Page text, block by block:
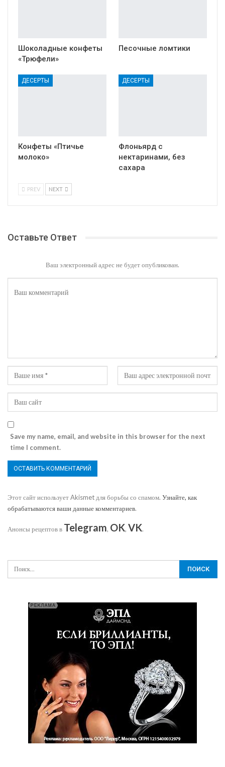
Шоколадные конфеты
«Трюфели»
Песочные ломтики
ДЕСЕРТЫ
Конфеты «Птичье
молоко»
ДЕСЕРТЫ
Флоньярд с
нектаринами, без
сахара
PREV NEXT
Оставьте Ответ
Ваш электронный адрес не будет опубликован.
Save my name, email, and website in this browser for the next
time I comment.
Этот сайт использует Akismet для борьбы со спамом. Узнайте, как
обрабатываются ваши данные комментариев.
Анонсы рецептов в Telegram, OK, VK.